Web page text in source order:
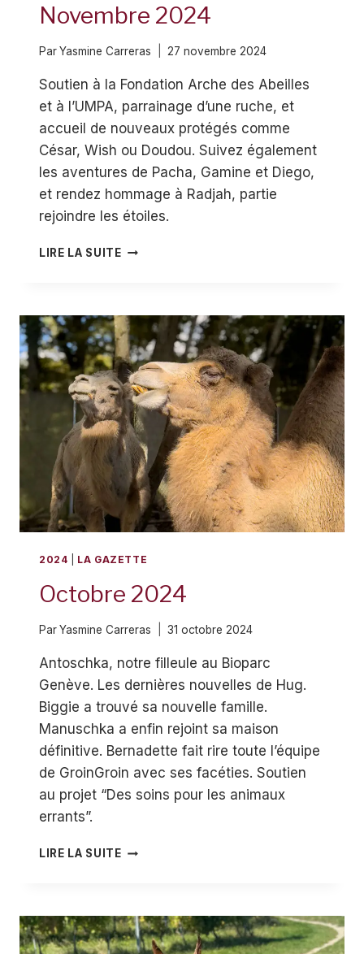
Novembre 2024
ParYasmine Carreras 27 novembre 2024
Soutien à la Fondation Arche des Abeilles
et à l’UMPA, parrainage d’une ruche, et
accueil de nouveaux protégés comme
César, Wish ou Doudou. Suivez également
les aventures de Pacha, Gamine et Diego,
et rendez hommage à Radjah, partie
rejoindre les étoiles.
LIRE LA SUITENOVEMBRE
2024 LA GAZETTE
Octobre 2024
ParYasmine Carreras 31 octobre 2024
Antoschka, notre filleule au Bioparc
Genève. Les dernières nouvelles de Hug.
Biggie a trouvé sa nouvelle famille.
Manuschka a enfin rejoint sa maison
définitive. Bernadette fait rire toute l’équipe
de GroinGroin avec ses facéties. Soutien
au projet “Des soins pour les animaux
errants”.
LIRE LA SUITEOCTOBRE